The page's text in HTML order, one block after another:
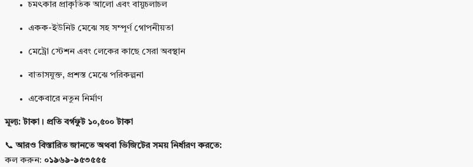
চমৎকার প্রাকৃতিক আলো এবং বায়ুচলাচল
একক-ইউনিট মেঝে সহ সম্পূর্ণ গোপনীয়তা
মেট্রো স্টেশন এবং লেকের কাছে সেরা অবস্থান
বাতাসযুক্ত, প্রশস্ত মেঝে পরিকল্পনা
একেবারে নতুন নির্মাণ
মূল্য: টাকা। প্রতি বর্গফুট ১০,৫০০ টাকা
📞আরও বিস্তারিত জানতে অথবা ভিজিটের সময় নির্ধারণ করতে:
কল করুন: ০১৯৬৯-৯৫৩৫৫৫